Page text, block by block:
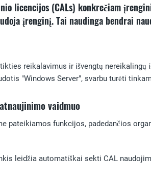
licencijos (CALs) konkrečiam
įrenginį. Tai naudinga bendrai
reikalavimus ir išvengtų
"Windows Server", svarbu turėti
vaidmuo
pateikiamos funkcijos, padedančios
leidžia automatiškai sekti CAL